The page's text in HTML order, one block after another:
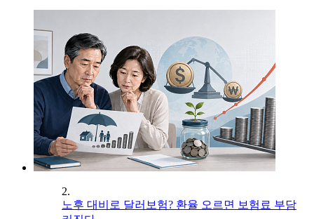
2.
노후 대비로 달러보험? 환율 오르면 보험료 부담